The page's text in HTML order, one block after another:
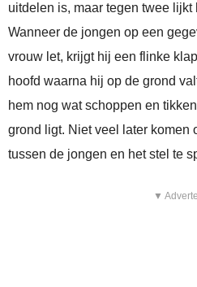
uitdelen is, maar tegen twee
Wanneer de jongen op een
vrouw let, krijgt hij een flinke
hoofd waarna hij op de grond
hem nog wat schoppen en
grond ligt. Niet veel later komen
tussen de jongen en het stel te
▼